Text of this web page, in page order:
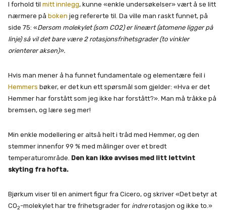
I forhold til mitt innlegg, kunne «enkle undersøkelser» vært å se litt
nærmere på boken jeg refererte til. Da ville man raskt funnet, på
side 75: «Dersom molekylet (som CO2) er lineært (atomene ligger på
linje) så vil det bare være 2 rotasjonsfrihetsgrader (to vinkler
orienterer aksen)».
Hvis man mener å ha funnet fundamentale og elementære feil i
Hemmers bøker, er det kun ett spørsmål som gjelder: «Hva er det
Hemmer har forstått som jeg ikke har forstått?». Man må tråkke på
bremsen, og lære seg mer!
Min enkle modellering er altså helt i tråd med Hemmer, og den
stemmer innenfor 99 % med målinger over et bredt
temperaturområde. Den kan ikke avvises med litt lettvint
skyting fra hofta.
Bjørkum viser til en animert figur fra Cicero, og skriver «Det betyr at
CO2-molekylet har tre frihetsgrader for indrerotasjon og ikke to.»